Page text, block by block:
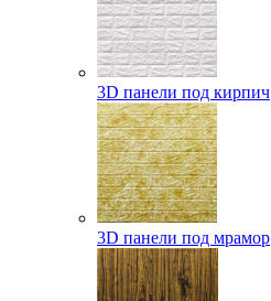
3D панели под кирпич
3D панели под мрамор